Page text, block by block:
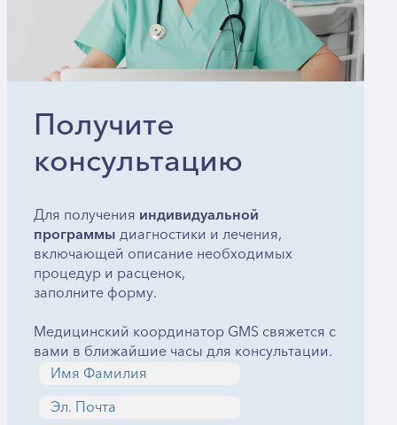
Получите
консультацию
Для получения индивидуальной
программыдиагностики и лечения,
включающей описание необходимых
процедур и расценок,
заполните форму.
Медицинский координатор GMS свяжется с
вами в ближайшие часы для консультации.